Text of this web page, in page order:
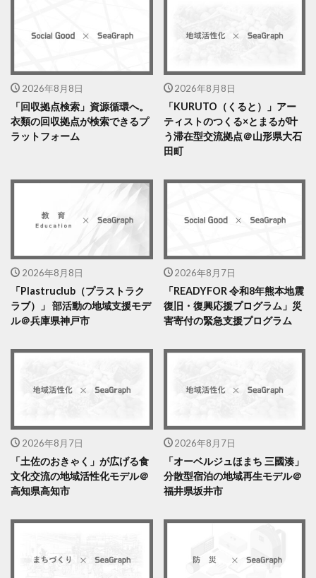
2026年8月8日
「回収拠点検索」資源循環へ。
衣類の回収拠点が検索できるプ
ラットフォーム
2026年8月8日
「KURUTO（くると）」アー
ティストのつくる×とまるが叶
う滞在型交流拠点＠山形県大石
田町
2026年8月8日
「Plastruclub（プラストラク
ラブ）」 部活動の地域支援モデ
ル＠兵庫県神戸市
2026年8月7日
「READYFOR 令和8年熊本地震
復旧・復興応援プログラム」災
害寄付の緊急支援プログラム
2026年8月7日
「土佐のおきゃく」が広げる食
文化交流の地域活性化モデル＠
高知県高知市
2026年8月7日
「オーベルジュほまち 三國湊」
分散型宿泊の地域再生モデル＠
福井県坂井市